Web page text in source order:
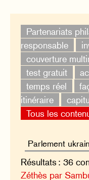
Partenariats
responsable
couverture
test gratuit
temps réel
itinéraire
Tous les
Résultats : 36
Zéthès par